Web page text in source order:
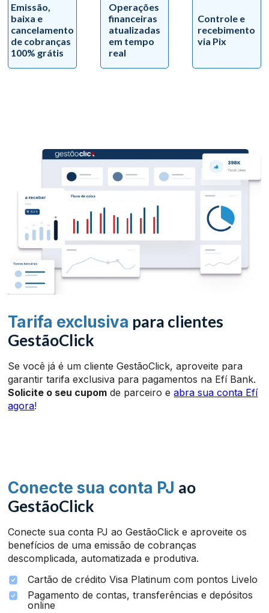
Emissão,
baixa e
cancelamento
de cobranças
100% grátis
Operações
financeiras
atualizadas
em tempo
real
Controle e
recebimento
via Pix
Tarifa exclusiva para clientes
GestãoClick
Se você já é um cliente GestãoClick, aproveite para
garantir tarifa exclusiva para pagamentos na Efí Bank.
Solicite o seu cupom de parceiro eabra sua conta Efí
agora!
Conecte sua conta PJ ao
GestãoClick
Conecte sua conta PJ ao GestãoClick e aproveite os
benefícios de uma emissão de cobranças
descomplicada, automatizada e produtiva.
Cartão de crédito Visa Platinum com pontos Livelo
Pagamento de contas, transferências e depósitos
online